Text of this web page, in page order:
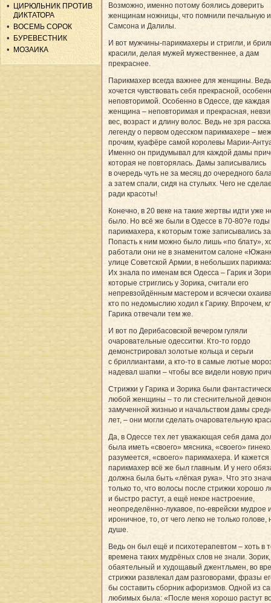
ЦИРЮЛЬНИК ПРОТИВ
ДИКТАТОРА
ВОСЕМЬ СОРОК
БУРЕВЕСТНИК
МОЗАИКА
Возможно, именно потому боялись доверить
женщинам ножницы, что помнили печальную
Самсона и Далилы.
И вот мужчины-парикмахеры и стригли, и
красили, делая мужей мужественнее, а дам
прекраснее.
Парикмахер всегда важнее для женщины. Ведь
хочется чувствовать себя прекрасной,
неповторимой. Особенно в Одессе, где каждая
женщина – неповторимая и прекрасная,
вес, возраст и длину волос. Ведь не зря
легенду о первом одесском парикмахере –
прочим, куафёре самой королевы Марии-
Именно он придумывал для каждой дамы
которая не повторялась. Дамы записывались
в очередь чуть не за месяц до очередного
а затем спали, сидя на стульях. Чего не
ради красоты!
Конечно, в 20 веке на такие жертвы идти уже
было. Но всё же были в Одессе в 70-80?е годы
парикмахера, к которым тоже записывались
Попасть к ним можно было лишь «по блату»,
работали они не в знаменитом салоне
улице Советской Армии, в небольших
Их знала по именам вся Одесса – Гарик и
которые стриглись у Зорика, считали его
непревзойдённым мастером и всячески
кто по недомыслию ходил к Гарику. Впрочем,
Гарика отвечали тем же.
И вот по Дерибасовской вечером гуляли
очаровательные одесситки. Кто-то гордо
демонстрировал золотые кольца и серьги
с бриллиантами, а кто-то в самые лютые
надевал шапки – чтобы все видели новую
Стрижки у Гарика и Зорика были
любой женщины – то ли стеснительной
замученной жизнью и начальством дамы
лет, – они могли сделать очаровательную
Да, в Одессе тех лет уважающая себя дама
была иметь «своего» мясника, «своего»
разумеется, «своего» парикмахера. И
парикмахер всё же был главным. И у него
должна была быть «лёгкая рука». Что это
только то, что волосы после стрижки хорошо
и быстро растут, а ещё некое настроение,
неопределённо-лукавое, по-еврейски мудрое
ироничное, то, от чего легко не только голове,
душе.
Ведь он был ещё и психотерапевтом – хоть в
времена таких мудрёных слов не знали. Зорик,
обаятельный и худощавый джентльмен, во
стрижки развлекал дам разговорами, фразы
бы составить сборник афоризмов. Одной из
любимых была: «После меня хорошо растут